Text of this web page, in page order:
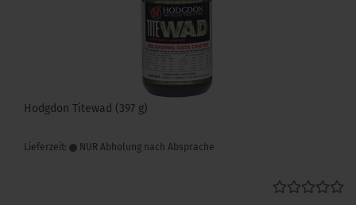
Hodgdon Titewad (397 g)
Lieferzeit: NUR Abholung nach Absprache